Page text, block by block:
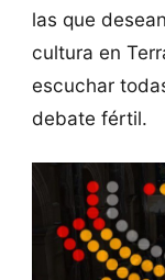
las que
cultura en
escuchar
debate fértil.